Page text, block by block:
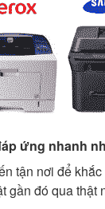
ứng nhanh
tận nơi để
gần đó qua thật